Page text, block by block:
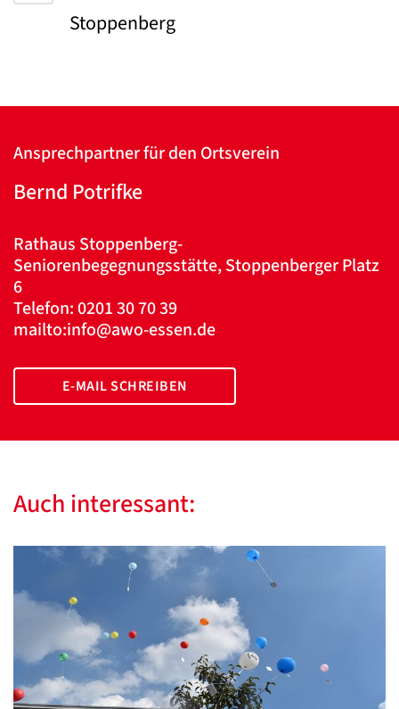
Stoppenberg
Ansprechpartner für den Ortsverein
Bernd Potrifke
Rathaus Stoppenberg-
Seniorenbegegnungsstätte, Stoppenberger Platz
6
Telefon: 0201 30 70 39
mailto:info@awo-essen.de
E-MAIL SCHREIBEN
Auch interessant: